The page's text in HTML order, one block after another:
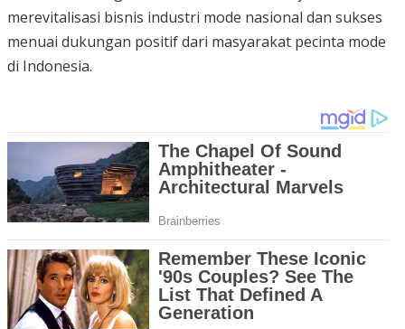
merevitalisasi bisnis industri mode nasional dan sukses
menuai dukungan positif dari masyarakat pecinta mode
di Indonesia.